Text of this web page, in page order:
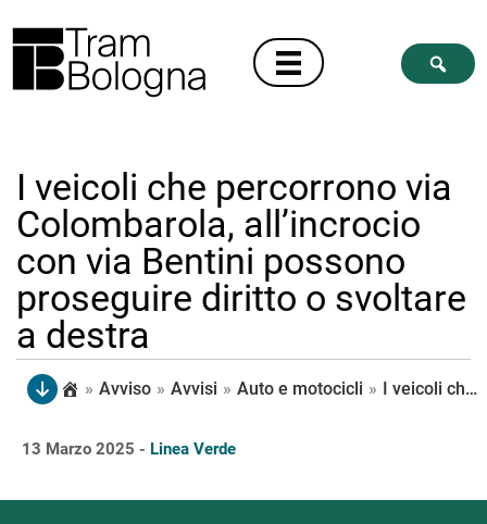
I veicoli che percorrono via
Colombarola, all’incrocio
con via Bentini possono
proseguire diritto o svoltare
a destra
» Avviso » Avvisi » Auto e motocicli » I veicoli che percorrono via Colombarola, all’incrocio con via Bentini possono proseguire diritto o svoltare a destra
13 Marzo 2025 - Linea Verde